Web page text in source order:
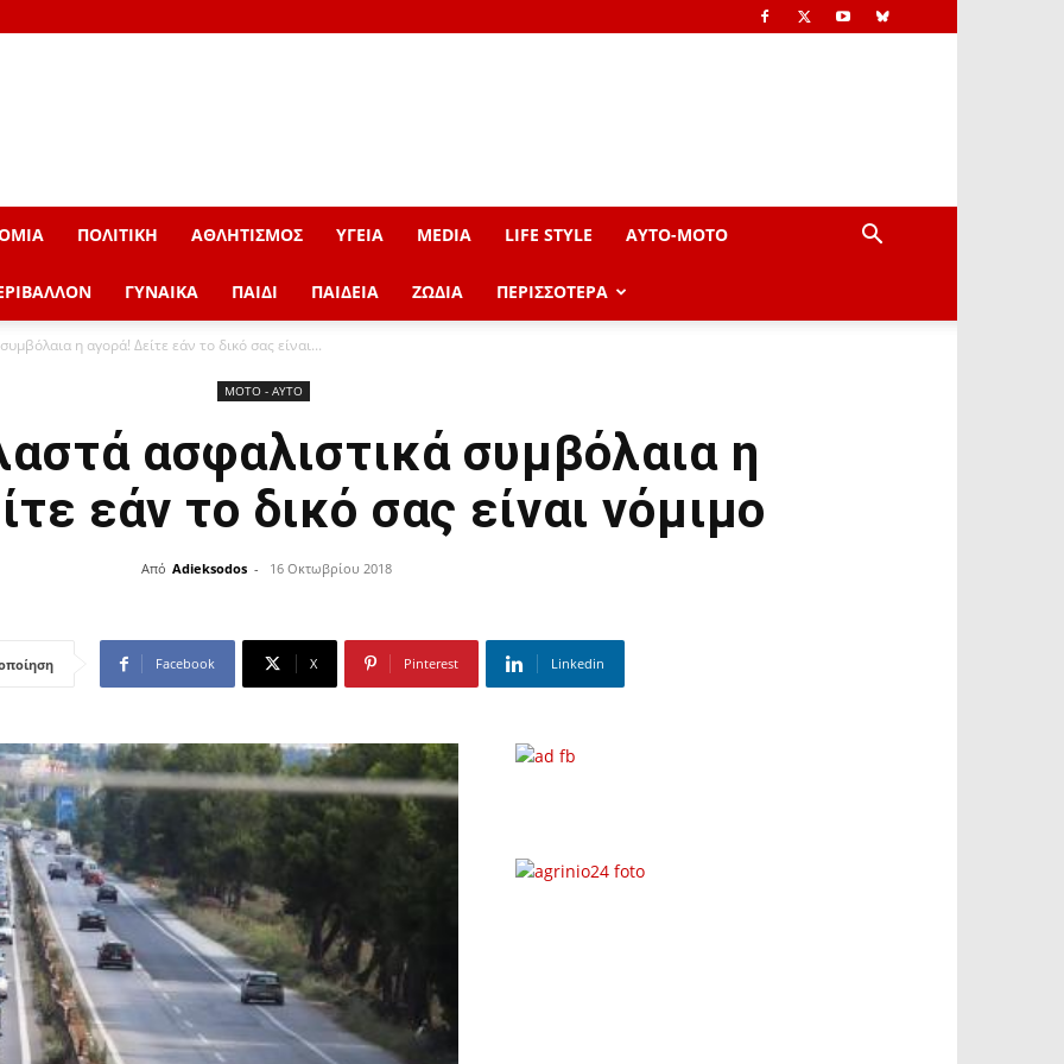
ΠΟΛΙΤΙΚΗ ΑΘΛΗΤΙΣΜΟΣ ΥΓΕΙΑ MEDIA LIFE STYLE AYTO-ΜOTO
ΓΥΝΑΙΚΑ ΠΑΙΔΙ ΠΑΙΔΕΙΑ ΖΩΔΙΑ ΠΕΡΙΣΣΟΤΕΡΑ
η αγορά! Δείτε εάν το δικό σας είναι...
ΜOTO - AYTO
ασφαλιστικά συμβόλαια η
εάν το δικό σας είναι νόμιμο
Από Adieksodos - 16 Οκτωβρίου 2018
Facebook X Pinterest Linkedin